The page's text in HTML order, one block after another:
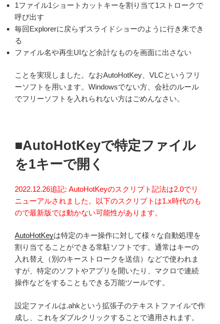
1ファイル1ショートカットキーを割り当て1ストロークで
呼び出す
毎回Explorerに戻らずスライドショーのように行き来でき
る
ファイル名や再生UIなど余計なものを画面に出さない
ことを実現しました。なおAutoHotKey、VLCというフリ
ーソフトを用います。Windowsでない方、会社のルール
でフリーソフトを入れられない方はごめんなさい。
■AutoHotKeyで特定ファイル
を1キーで開く
2022.12.26追記: AutoHotKeyのスクリプト記法は2.0でリ
ニューアルされました。以下のスクリプトは1.x時代のも
ので最新版では動かない可能性があります。
AutoHotKeyは特定のキー操作に対して様々な自動処理を
割り当てることができる常駐ソフトです。通常はキーの
入れ替え（別のキーストロークを送信）などで使われま
すが、特定のソフトやアプリを開いたり、マクロで連続
操作などをすることもできる万能ツールです。
設定ファイルは.ahkという拡張子のテキストファイルで作
成し、これをダブルクリックすることで適用されます。